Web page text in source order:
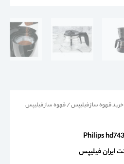
خرید قهوه ساز فیلیپس/ قهوه ساز فیلیپس